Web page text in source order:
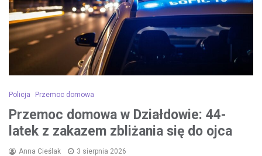
Policja Przemoc domowa
Przemoc domowa w Działdowie: 44-
latek z zakazem zbliżania się do ojca
Anna Cieślak 3 sierpnia 2026